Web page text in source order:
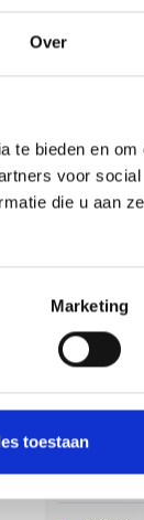
Over
te bieden en om
voor social
die u aan
Marketing
toestaan
‘Méér
Groot
sportpark
Gelijkspel
Algemene
Senioren